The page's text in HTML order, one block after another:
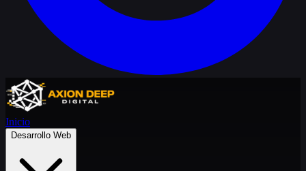
Inicio
Desarrollo Web